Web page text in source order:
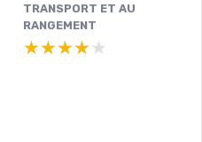
TRANSPORT ET AU
RANGEMENT
★★★★★
★★★★★